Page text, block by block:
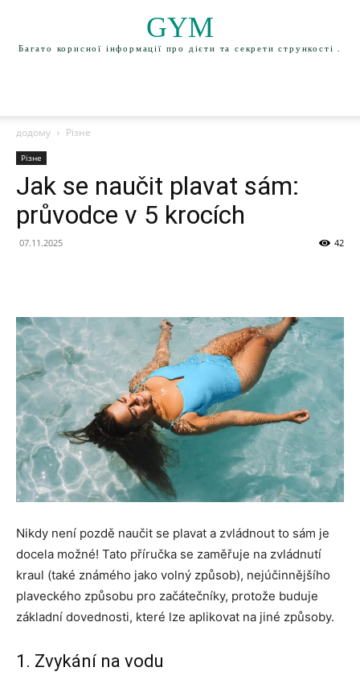
GYM
Багато корисної інформації про дієти та секрети стрункості .
додому Різне
Різне
Jak se naučit plavat sám:
průvodce v 5 krocích
07.11.2025 42
Nikdy není pozdě naučit se plavat a zvládnout to sám je
docela možné! Tato příručka se zaměřuje na zvládnutí
kraul (také známého jako volný způsob), nejúčinnějšího
plaveckého způsobu pro začátečníky, protože buduje
základní dovednosti, které lze aplikovat na jiné způsoby.
1. Zvykání na vodu